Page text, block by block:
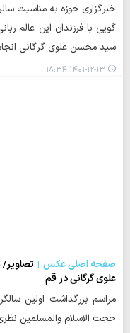
خبرگزاری حوزه به مناسبت
گویی با فرزندان این عالم
سید محسن علوی گرگانی
۱۴۰۱-۱۲-۱۳ ۱۸:۳۴
صفحه اصلی عکس
علوی گرگانی در قم
مراسم بزرگداشت اولین
حجت الاسلام والمسلمین